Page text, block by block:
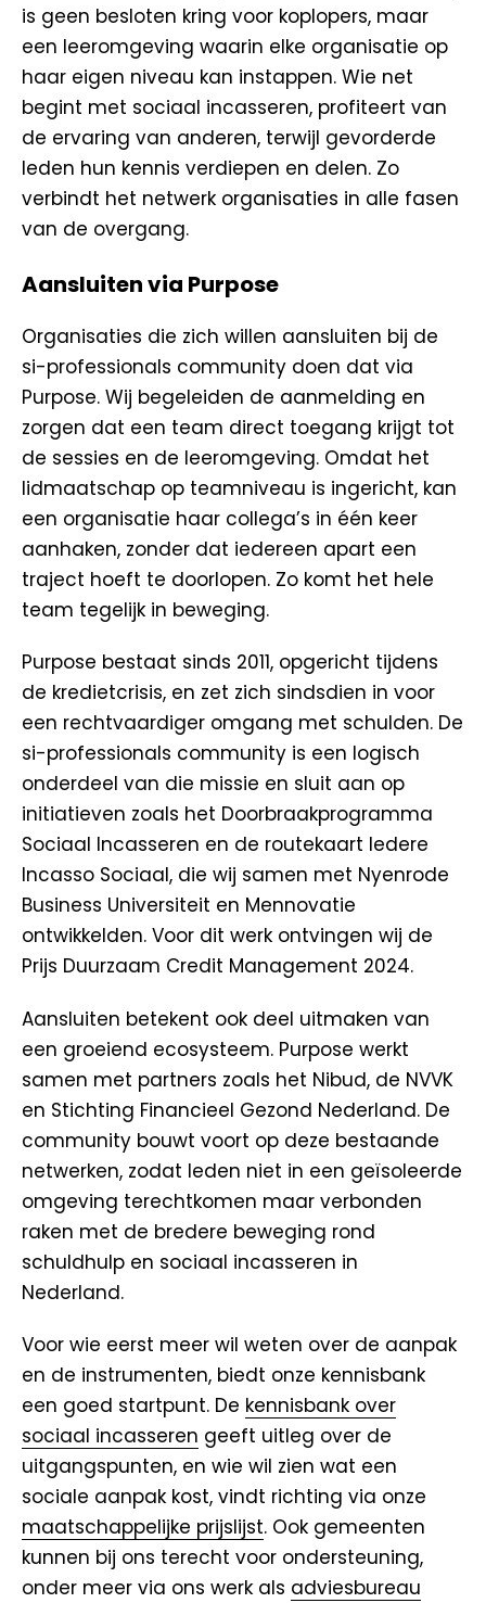
is geen besloten kring voor koplopers, maar
een leeromgeving waarin elke organisatie op
haar eigen niveau kan instappen. Wie net
begint met sociaal incasseren, profiteert van
de ervaring van anderen, terwijl gevorderde
leden hun kennis verdiepen en delen. Zo
verbindt het netwerk organisaties in alle fasen
van de overgang.
Aansluiten via Purpose
Organisaties die zich willen aansluiten bij de
si-professionals community doen dat via
Purpose. Wij begeleiden de aanmelding en
zorgen dat een team direct toegang krijgt tot
de sessies en de leeromgeving. Omdat het
lidmaatschap op teamniveau is ingericht, kan
een organisatie haar collega’s in één keer
aanhaken, zonder dat iedereen apart een
traject hoeft te doorlopen. Zo komt het hele
team tegelijk in beweging.
Purpose bestaat sinds 2011, opgericht tijdens
de kredietcrisis, en zet zich sindsdien in voor
een rechtvaardiger omgang met schulden. De
si-professionals community is een logisch
onderdeel van die missie en sluit aan op
initiatieven zoals het Doorbraakprogramma
Sociaal Incasseren en de routekaart Iedere
Incasso Sociaal, die wij samen met Nyenrode
Business Universiteit en Mennovatie
ontwikkelden. Voor dit werk ontvingen wij de
Prijs Duurzaam Credit Management 2024.
Aansluiten betekent ook deel uitmaken van
een groeiend ecosysteem. Purpose werkt
samen met partners zoals het Nibud, de NVVK
en Stichting Financieel Gezond Nederland. De
community bouwt voort op deze bestaande
netwerken, zodat leden niet in een geïsoleerde
omgeving terechtkomen maar verbonden
raken met de bredere beweging rond
schuldhulp en sociaal incasseren in
Nederland.
Voor wie eerst meer wil weten over de aanpak
en de instrumenten, biedt onze kennisbank
een goed startpunt. De kennisbank over
sociaal incasseren geeft uitleg over de
uitgangspunten, en wie wil zien wat een
sociale aanpak kost, vindt richting via onze
maatschappelijke prijslijst. Ook gemeenten
kunnen bij ons terecht voor ondersteuning,
onder meer via ons werk als adviesbureau